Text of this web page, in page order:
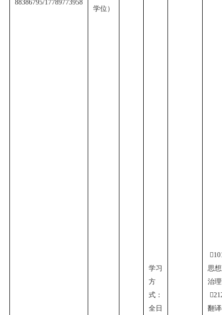
88386795/17789773958
学位）
学习
方
式：
全日

思
治

翻